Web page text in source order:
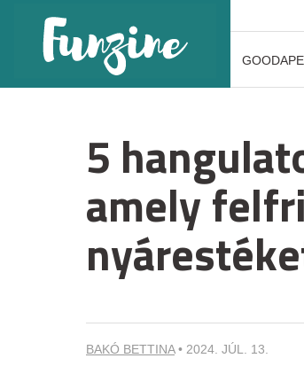
5
amely
BAKÓ BETTINA• 2024. JÚL. 13.